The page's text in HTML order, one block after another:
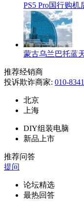
PS5 Pro国行购
蒙古乌兰巴托蓝
推荐经销商
投诉欺诈商家: 010-
北京
上海
DIY组装电脑
新品上市
推荐问答
提问
论坛精选
最热回答